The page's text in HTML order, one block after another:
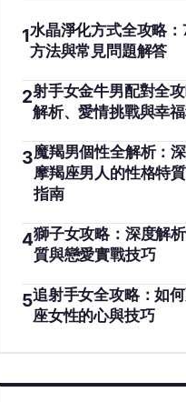
1水晶淨化方式全攻略
方法與常見問題解答
2射手女金牛男配對全
解析、愛情挑戰與幸
3魔羯男個性全解析：
摩羯座男人的性格特
指南
4獅子女攻略：深度解
質與戀愛實戰技巧
5追射手女全攻略：如
座女性的心與技巧